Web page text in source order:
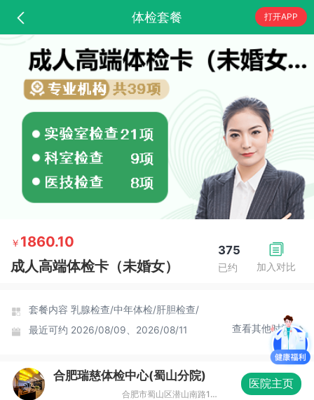
体检套餐 打开APP
加入对比
375
已约
￥ 1860.10
成人高端体检卡（未婚女）
套餐内容 乳腺检查/中年体检/肝胆检查/
最近可约 2026/08/09、2026/08/11 查看其他时间
合肥瑞慈体检中心(蜀山分院)
合肥市蜀山区潜山南路188号蔚蓝商务港城市广场F座3-4层
医院主页